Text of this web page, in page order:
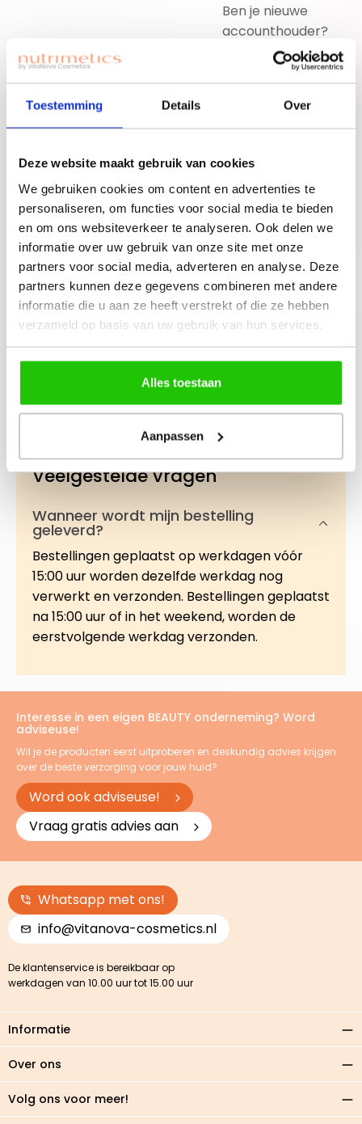
Toestemming Details Over
Deze website maakt gebruik van cookies
We gebruiken cookies om content en advertenties te
personaliseren, om functies voor social media te bieden
en om ons websiteverkeer te analyseren. Ook delen we
informatie over uw gebruik van onze site met onze
partners voor social media, adverteren en analyse. Deze
partners kunnen deze gegevens combineren met andere
informatie die u aan ze heeft verstrekt of die ze hebben
verzameld op basis van uw gebruik van hun services.
Alles toestaan
Aanpassen
Join for free!
Ben je nieuwe
accounthouder?
Vergeet niet jouw
welkomstgift te
Bouw je eigen
boeken? Neem
jouw adviseuse of
mail ons!
Beschrijving
Onze beste verkopende handcrème. Bevat
Alpha Hydroxy zuur om op zachte wijze dode
huidcellen te verwijderen en een niet-vett…
Meer
Veelgestelde vragen
Wanneer wordt mijn bestelling
geleverd?
Bestellingen geplaatst op werkdagen vóór
15:00 uur worden dezelfde werkdag nog
verwerkt en verzonden. Bestellingen geplaatst
na 15:00 uur of in het weekend, worden de
eerstvolgende werkdag verzonden.
Interesse in een eigen BEAUTY onderneming? Word
adviseuse!
Wil je de producten eerst uitproberen en deskundig advies krijgen
over de beste verzorging voor jouw huid?
Word ook adviseuse!
Vraag gratis advies aan
Whatsapp met ons!
info@vitanova-cosmetics.nl
De klantenservice is bereikbaar op
werkdagen van 10.00 uur tot 15.00 uur
Informatie
Over ons
Volg ons voor meer!